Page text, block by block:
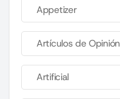
Appetizer
Artículos de Opinión
Artificial